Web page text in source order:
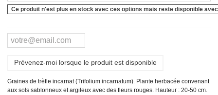
Ce produit n'est plus en stock avec ces options mais reste disponible
Prévenez-moi lorsque le produit est disponible
Graines de trèfle incarnat (Trifolium incarnatum). Plante herbacée convenant
aux sols sablonneux et argileux avec des fleurs rouges. Hauteur : 20-50 cm.